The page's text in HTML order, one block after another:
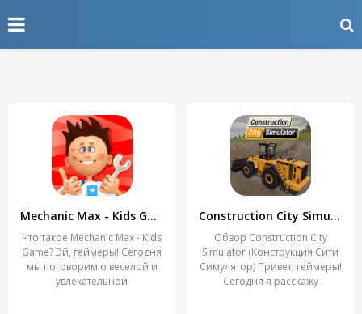
Mechanic Max - Kids Game
Что такое Mechanic Max - Kids
Game? Эй, геймеры! Сегодня
мы поговорим о веселой и
увлекательной
Construction City Simulator
Обзор Construction City
Simulator (Конструкция Сити
Симулятор) Привет, геймеры!
Сегодня я расскажу